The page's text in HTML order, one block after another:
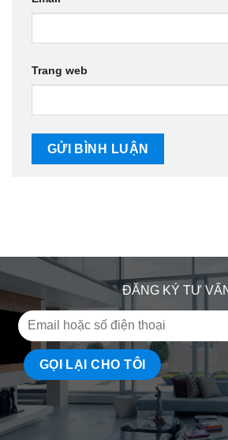
Trang web
ĐĂNG KÝ TƯ